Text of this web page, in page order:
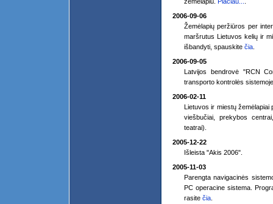
2006-09-06
Žemėlapių peržiūros per
maršrutus Lietuvos kelių ir
išbandyti, spauskite čia
2006-09-05
Latvijos bendrovė "RCN
transporto kontrolės
2006-02-11
Lietuvos ir miestų žemėlapiai
viešbučiai, prekybos
teatrai).
2005-12-22
Išleista "Akis 2006".
2005-11-03
Parengta navigacinės
PC operacine sistema.
rasite čia